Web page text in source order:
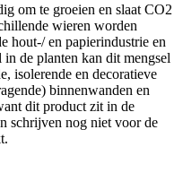
om te groeien en slaat CO2
wieren worden
hout-/ en papierindustrie en
de planten kan dit mengsel
isolerende en decoratieve
binnenwanden en
dit product zit in de
schrijven nog niet voor de